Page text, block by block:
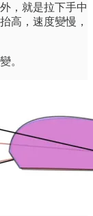
，就是拉下手中
高，速度變慢，
。